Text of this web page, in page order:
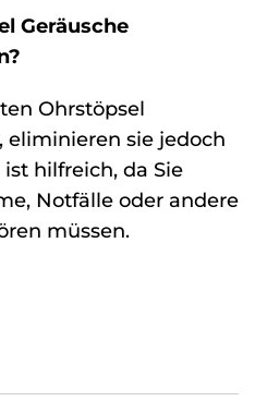
Geräusche
Ohrstöpsel
eliminieren sie jedoch
hilfreich, da Sie
Notfälle oder andere
müssen.